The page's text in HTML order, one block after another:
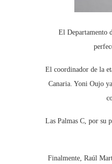
El Departamento
El coordinador de la
Canaria. Yoni Oujo
Las Palmas C, por su
Finalmente, Raúl